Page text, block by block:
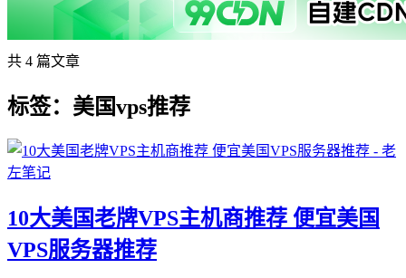
共 4 篇文章
标签：美国vps推荐
10大美国老牌VPS主机商推荐 便宜美国
VPS服务器推荐